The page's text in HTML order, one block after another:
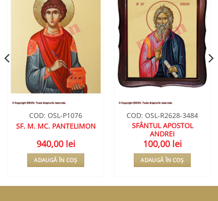
WISHLIST
COD: OSL-P1076
SF. M. MC. PANTELIMON
940,00 lei
ADAUGĂ ÎN COȘ
ÎN
WISHLIST
COD: OSL-R2628-3484
SFÂNTUL APOSTOL
ANDREI
100,00 lei
ADAUGĂ ÎN COȘ